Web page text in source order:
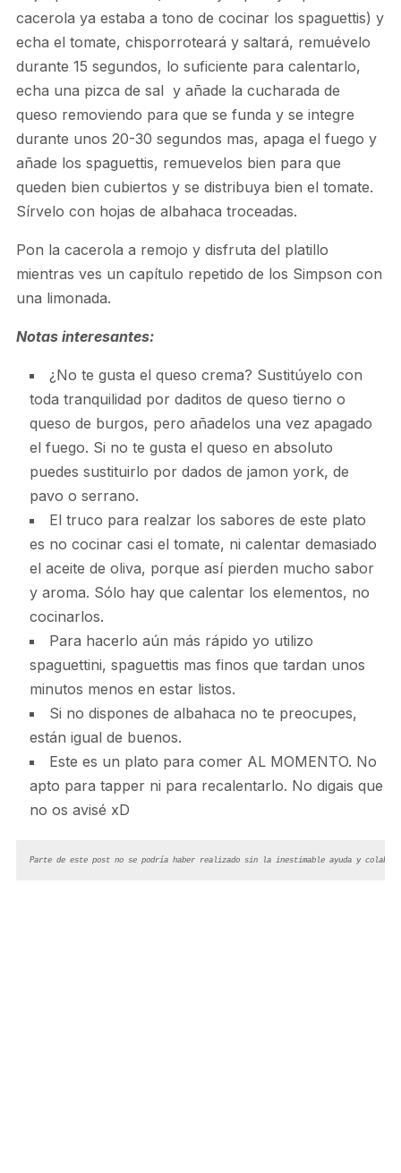
cacerola ya estaba a tono de cocinar los spaguettis) y
echa el tomate, chisporroteará y saltará, remuévelo
durante 15 segundos, lo suficiente para calentarlo,
echa una pizca de sal y añade la cucharada de
queso removiendo para que se funda y se integre
durante unos 20-30 segundos mas, apaga el fuego y
añade los spaguettis, remuevelos bien para que
queden bien cubiertos y se distribuya bien el tomate.
Sírvelo con hojas de albahaca troceadas.
Pon la cacerola a remojo y disfruta del platillo
mientras ves un capítulo repetido de los Simpson con
una limonada.
Notas interesantes:
¿No te gusta el queso crema? Sustitúyelo con
toda tranquilidad por daditos de queso tierno o
queso de burgos, pero añadelos una vez apagado
el fuego. Si no te gusta el queso en absoluto
puedes sustituirlo por dados de jamon york, de
pavo o serrano.
El truco para realzar los sabores de este plato
es no cocinar casi el tomate, ni calentar demasiado
el aceite de oliva, porque así pierden mucho sabor
y aroma. Sólo hay que calentar los elementos, no
cocinarlos.
Para hacerlo aún más rápido yo utilizo
spaguettini, spaguettis mas finos que tardan unos
minutos menos en estar listos.
Si no dispones de albahaca no te preocupes,
están igual de buenos.
Este es un plato para comer AL MOMENTO. No
apto para tapper ni para recalentarlo. No digais que
no os avisé xD
Parte de este post no se podría haber realizado sin la inestimable ayuda y